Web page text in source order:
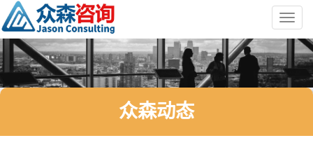
众森动态